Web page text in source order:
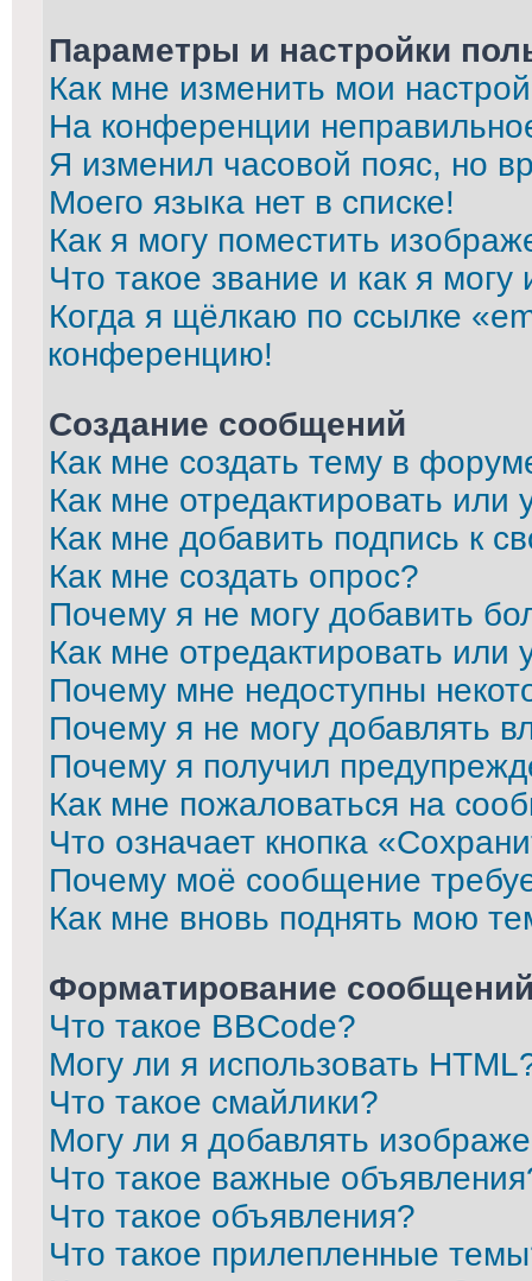
Параметры и настройки
Как мне изменить мои
На конференции
Я изменил часовой пояс, но
Моего языка нет в списке!
Как я могу поместить
Что такое звание и как я могу
Когда я щёлкаю по ссылке
конференцию!
Создание сообщений
Как мне создать тему в
Как мне отредактировать
Как мне добавить подпись к
Как мне создать опрос?
Почему я не могу добавить
Как мне отредактировать или
Почему мне недоступны
Почему я не могу добавлять
Почему я получил
Как мне пожаловаться на
Что означает кнопка
Почему моё сообщение
Как мне вновь поднять мою
Форматирование
Что такое BBCode?
Могу ли я использовать
Что такое смайлики?
Могу ли я добавлять
Что такое важные
Что такое объявления?
Что такое прилепленные